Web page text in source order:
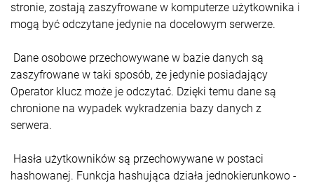
stronie, zostają zaszyfrowane w komputerze użytkownika i
mogą być odczytane jedynie na docelowym serwerze.
Dane osobowe przechowywane w bazie danych są
zaszyfrowane w taki sposób, że jedynie posiadający
Operator klucz może je odczytać. Dzięki temu dane są
chronione na wypadek wykradzenia bazy danych z
serwera.
Hasła użytkowników są przechowywane w postaci
hashowanej. Funkcja hashująca działa jednokierunkowo -